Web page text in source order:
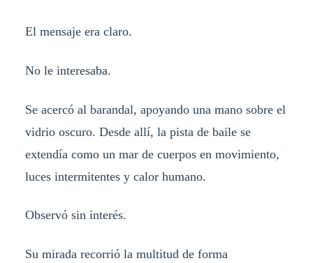
El mensaje era claro.
No le interesaba.
Se acercó al barandal, apoyando una mano sobre el
vidrio oscuro. Desde allí, la pista de baile se
extendía como un mar de cuerpos en movimiento,
luces intermitentes y calor humano.
Observó sin interés.
Su mirada recorrió la multitud de forma